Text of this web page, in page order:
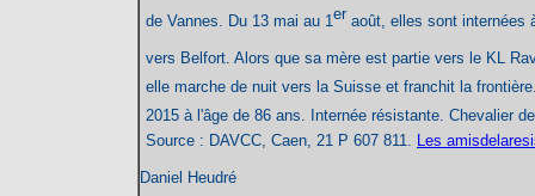
de Vannes. Du 13 mai au 1er août, elles sont internées
vers Belfort. Alors que sa mère est partie vers le KL
elle marche de nuit vers la Suisse et franchit la
2015 à l'âge de 86 ans. Internée résistante. Chevalier
Source : DAVCC, Caen, 21 P 607 811. Les
Daniel Heudré